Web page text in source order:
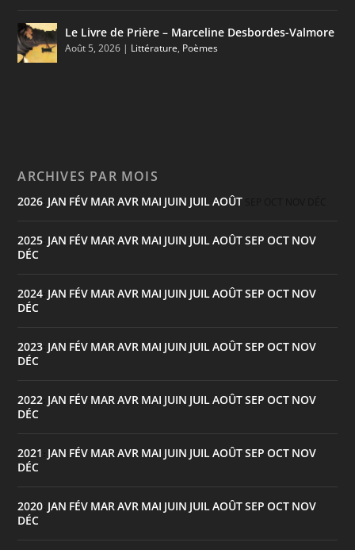
Le Livre de Prière – Marceline Desbordes-Valmore
Août 5, 2026 | Littérature, Poèmes
ARCHIVES PAR MOIS
2026 JAN FÉV MARAVR MAI JUIN JUILAOÛT
2025 JAN FÉV MARAVR MAI JUIN JUILAOÛTSEP OCT NOV
DÉC
2024 JAN FÉV MARAVR MAI JUIN JUILAOÛTSEP OCT NOV
DÉC
2023 JAN FÉV MARAVR MAI JUIN JUILAOÛTSEP OCT NOV
DÉC
2022 JAN FÉV MARAVR MAI JUIN JUILAOÛTSEP OCT NOV
DÉC
2021 JAN FÉV MARAVR MAI JUIN JUILAOÛTSEP OCT NOV
DÉC
2020 JAN FÉV MARAVR MAI JUIN JUILAOÛTSEP OCT NOV
DÉC